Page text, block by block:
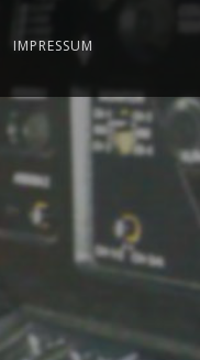
IMPRESSUM